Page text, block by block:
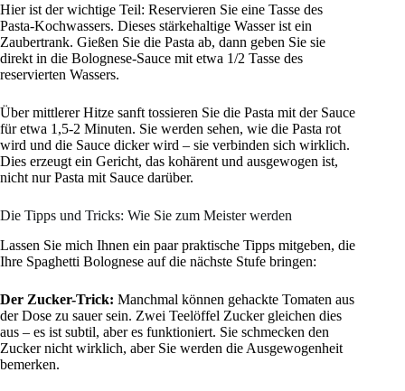
Hier ist der wichtige Teil: Reservieren Sie eine Tasse des
Pasta-Kochwassers. Dieses stärkehaltige Wasser ist ein
Zaubertrank. Gießen Sie die Pasta ab, dann geben Sie sie
direkt in die Bolognese-Sauce mit etwa 1/2 Tasse des
reservierten Wassers.
Über mittlerer Hitze sanft tossieren Sie die Pasta mit der Sauce
für etwa 1,5-2 Minuten. Sie werden sehen, wie die Pasta rot
wird und die Sauce dicker wird – sie verbinden sich wirklich.
Dies erzeugt ein Gericht, das kohärent und ausgewogen ist,
nicht nur Pasta mit Sauce darüber.
Die Tipps und Tricks: Wie Sie zum Meister werden
Lassen Sie mich Ihnen ein paar praktische Tipps mitgeben, die
Ihre Spaghetti Bolognese auf die nächste Stufe bringen:
Der Zucker-Trick: Manchmal können gehackte Tomaten aus
der Dose zu sauer sein. Zwei Teelöffel Zucker gleichen dies
aus – es ist subtil, aber es funktioniert. Sie schmecken den
Zucker nicht wirklich, aber Sie werden die Ausgewogenheit
bemerken.